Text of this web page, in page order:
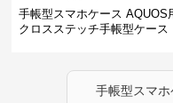
手帳型スマホケース AQUOS
クロスステッチ手帳型ケース
手帳型スマホ